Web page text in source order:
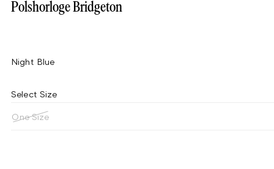
Polshorloge Bridgeton
Night Blue
Select Size
One Size